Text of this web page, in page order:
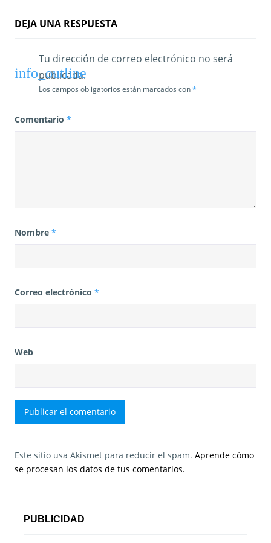
r
d
s
DEJA UNA RESPUESTA
Tu dirección de correo electrónico no será
publicada.
Los campos obligatorios están marcados con*
Comentario *
Nombre *
Correo electrónico *
Web
Este sitio usa Akismet para reducir el spam. Aprende cómo
se procesan los datos de tus comentarios.
PUBLICIDAD